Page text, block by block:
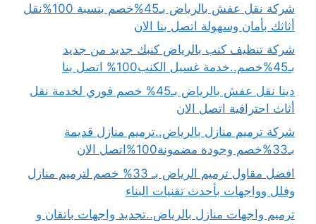
شركة نقل عفش بالرياض بـ45%خصم بنسبة 100%نقل
أثاثك بأمان وسهولة اتصل بنا الان
شركة تنظيف كنب بالرياض كنبك جديد من جديد
بـ45%خصم..خدمة غسيل الكنب100% اتصل بنا
دينا نقل عفش بالرياض بـ45% خصم فوري لخدمة نقل
أثاث احترافية اتصل الان
شركة ترميم منازل بالرياض..ترميم منازل قديمة
بـ33%خصم وجودة مضمونة100%اتصل الان
افضل مقاول ترميم الرياض بـ 33% خصم لترميم منازل
وفلل وواجهات بأحدث تقنيات البناء
ترميم واجهات منازل بالرياض..تجديد واجهات باتقان و